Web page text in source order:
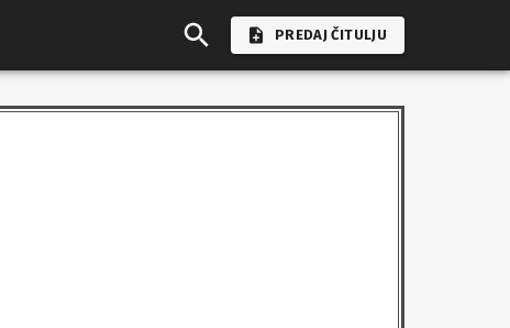
PREDAJ ČITULJU